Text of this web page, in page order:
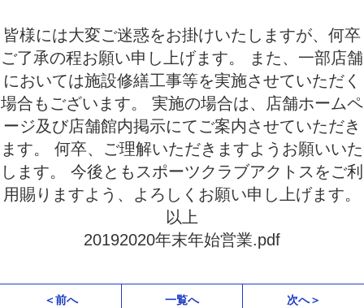
皆様には大変ご迷惑をお掛けいたしますが、何卒
ご了承の程お願い申し上げます。
また、一部店舗
においては施設修繕工事等を実施させていただく
場合もございます。 実施の場合は、店舗ホームペ
ージ及び店舗館内掲示にてご案内させていただき
ます。 何卒、ご理解いただきますようお願いいた
します。 今後ともスポーツクラブアクトスをご利
用賜りますよう、よろしくお願い申し上げます。
以上
20192020年末年始営業.pdf
＜前へ 一覧へ 次へ＞